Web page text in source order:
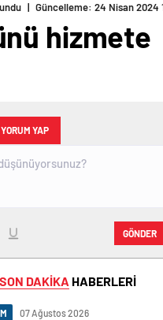
| Güncelleme: 24 Nisan 2024
hizmete
YAP
GÖNDER
SON DAKİKA HABERLERİ
07 Ağustos 2026